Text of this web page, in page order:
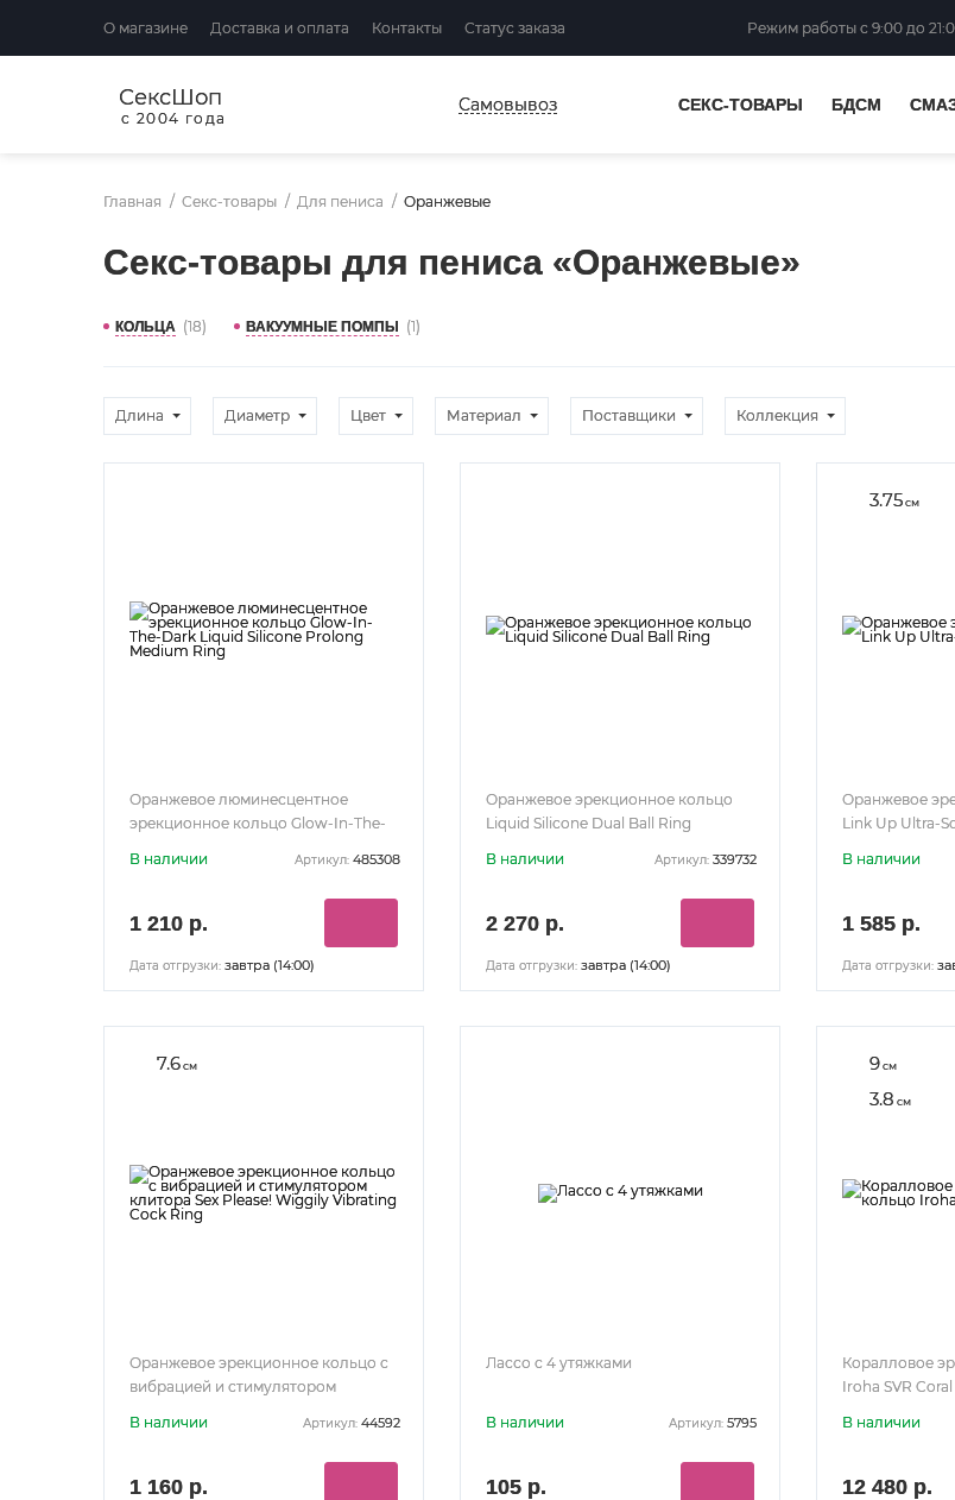
О магазине Доставка и оплата Контакты Статус заказа Режим работы с 9:00 до
СексШоп
с 2004 года
Самовывоз СЕКС-ТОВАРЫ БДСМ
Главная Секс-товары Для пениса Оранжевые
Секс-товары для пениса «Оранжевые»
КОЛЬЦА (18) ВАКУУМНЫЕ ПОМПЫ (1)
Длина Диаметр Цвет Материал Поставщики Коллекция
Оранжевое люминесцентное
эрекционное кольцо Glow-In-The-
В наличии Артикул: 485308
1 210 р.
Дата отгрузки: завтра (14:00)
Оранжевое эрекционное кольцо
Liquid Silicone Dual Ball Ring
В наличии
Артикул: 339732
2 270 р.
Дата отгрузки: завтра (14:00)
3.75см
Оранжевое
Link Up Ultra-
В наличии
1 585 р.
Дата отгрузки:
7.6см
Оранжевое эрекционное кольцо с
вибрацией и стимулятором
В наличии Артикул: 44592
1 160 р.
Лассо с 4 утяжками
В наличии Артикул: 5795
105 р.
9см
3.8 см
Коралловое
Iroha SVR
В наличии
12 480 р.